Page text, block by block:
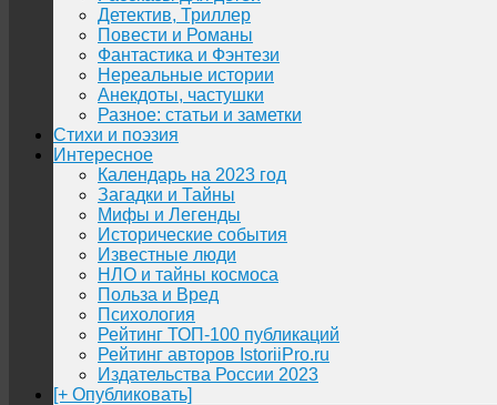
Детектив, Триллер
Повести и Романы
Фантастика и Фэнтези
Нереальные истории
Анекдоты, частушки
Разное: статьи и заметки
Стихи и поэзия
Интересное
Календарь на 2023 год
Загадки и Тайны
Мифы и Легенды
Исторические события
Известные люди
НЛО и тайны космоса
Польза и Вред
Психология
Рейтинг ТОП-100 публикаций
Рейтинг авторов IstoriiPro.ru
Издательства России 2023
[+ Опубликовать]